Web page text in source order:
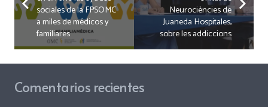
sociales de la FPSOMC
a miles de médicos y
familiares
Neurociències de
Juaneda Hospitales,
sobre les addiccions
Comentarios recientes